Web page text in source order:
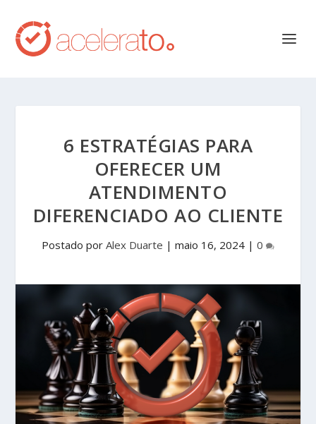
6 ESTRATÉGIAS PARA
OFERECER UM
ATENDIMENTO
DIFERENCIADO AO CLIENTE
Postado por Alex Duarte | maio 16, 2024 | 0